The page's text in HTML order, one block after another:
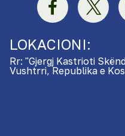
LOKACIONI:
Rr: "Gjergj Kastrioti
Vushtrri, Republika e